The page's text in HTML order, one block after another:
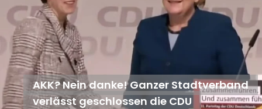
AKK? Nein danke! Ganzer Stadtverband
verlässt geschlossen die CDU